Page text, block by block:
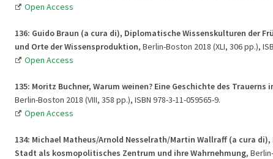
Open Access
136: Guido Braun (a cura di), Diplomatische Wissenskulturen der
und Orte der Wissensproduktion, Berlin-Boston 2018 (XLI, 306 pp.),
Open Access
135: Moritz Buchner, Warum weinen? Eine Geschichte des Trauerns
Berlin-Boston 2018 (VIII, 358 pp.), ISBN 978-3-11-059565-9.
Open Access
134: Michael Matheus/Arnold Nesselrath/Martin Wallraff (a cura
Stadt als kosmopolitisches Zentrum und ihre Wahrnehmung,